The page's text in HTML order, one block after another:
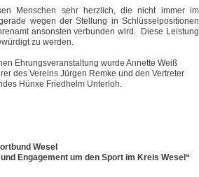
Menschen sehr herzlich, die nicht immer im
wegen der Stellung in Schlüsselpositionen
ansonsten verbunden wird. Diese Leistung
zu werden.
Ehrungsveranstaltung wurde Annette Weiß
des Vereins Jürgen Remke und den Vertreter
Hünxe Friedhelm Unterloh.
Wesel
Engagement um den Sport im Kreis Wesel“